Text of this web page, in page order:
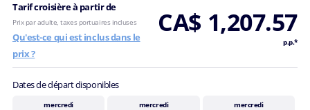
Tarif croisière à partir de CA$ 1,207.57
p.p.*
Prix par adulte, taxes portuaires incluses
Qu'est-ce qui est inclus dans le
prix ?
Dates de départ disponibles
mercredi mercredi mercredi